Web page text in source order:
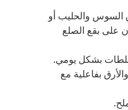
والحليب أو
على بقع الصلع
بشكل يومي.
بفاعلية مع